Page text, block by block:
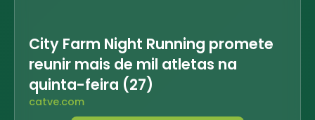
City Farm Night Running promete
reunir mais de mil atletas na
quinta-feira (27)
catve.com